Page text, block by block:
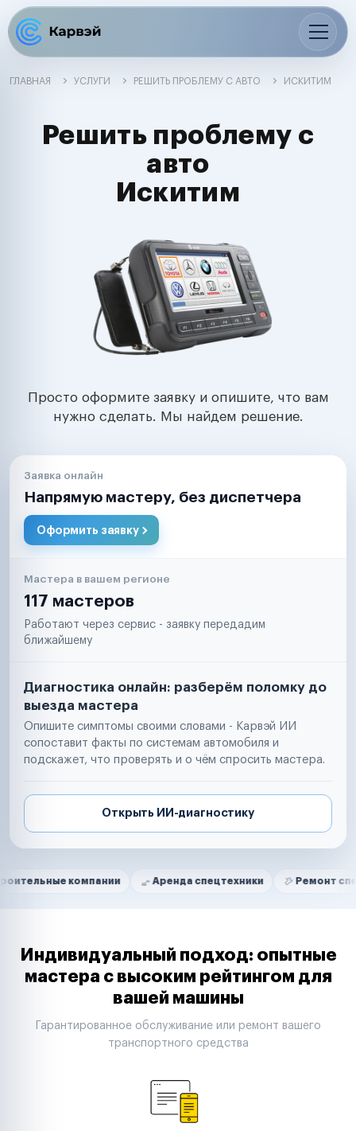
ГЛАВНАЯ УСЛУГИ РЕШИТЬ ПРОБЛЕМУ С АВТО ИСКИТИМ
Решить проблему с
авто
Искитим
Просто оформите заявку и опишите, что вам
нужно сделать. Мы найдем решение.
Заявка онлайн
Напрямую мастеру, без диспетчера
Оформить заявку
Мастера в вашем регионе
117 мастеров
Работают через сервис - заявку передадим
ближайшему
Диагностика онлайн: разберём поломку до
выезда мастера
Опишите симптомы своими словами - Карвэй ИИ
сопоставит факты по системам автомобиля и
подскажет, что проверять и о чём спросить мастера.
Открыть ИИ-диагностику
Нам доверяют
компании Аренда спецтехники Ремонт спецтехники
Маркетплейсы
Таксопарки
Автодилеры
Строительные компании
Аренда спецтехники
Индивидуальный подход: опытные
мастера с высоким рейтингом для
вашей машины
Гарантированное обслуживание или ремонт вашего
транспортного средства